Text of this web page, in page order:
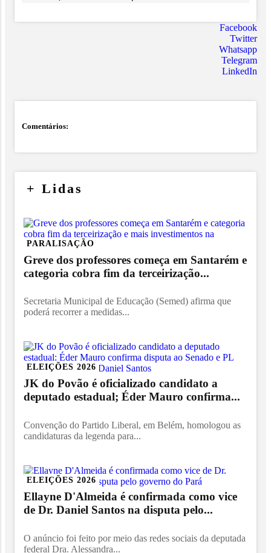
Facebook
Twitter
Whatsapp
Telegram
LinkedIn
Comentários:
+ Lidas
PARALISAÇÃO
Greve dos professores começa em Santarém e
categoria cobra fim da terceirização...
Secretaria Municipal de Educação (Semed) afirma que
poderá recorrer a medidas...
ELEIÇÕES 2026
JK do Povão é oficializado candidato a
deputado estadual; Éder Mauro confirma...
Convenção do Partido Liberal, em Belém, homologou as
candidaturas da legenda para...
ELEIÇÕES 2026
Ellayne D'Almeida é confirmada como vice
de Dr. Daniel Santos na disputa pelo...
O anúncio foi feito por meio das redes sociais da deputada
federal Dra. Alessandra...